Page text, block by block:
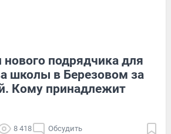
нового подрядчика для
школы в Березовом за
Кому принадлежит
8 418 Обсудить